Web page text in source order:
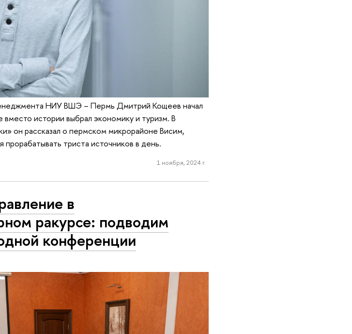
НИУ ВШЭ – Пермь Дмитрий Кощеев начал
истории выбрал экономику и туризм. В
он рассказал о пермском микрорайоне Висим,
прорабатывать триста источников в день.
1 ноября, 2024 г.
в
ракурсе: подводим
конференции